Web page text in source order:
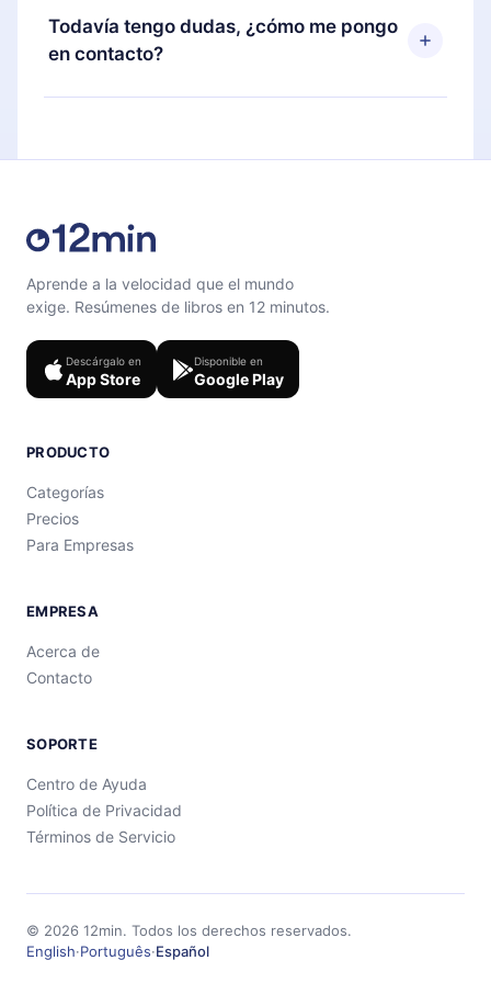
También puedes leer o escuchar tus títulos
favoritos sin conexión y desafiarte con un
puedes cancelar en cualquier momento y el
próximo ciclo de facturación no ocurrirá.
Todavía tengo dudas, ¿cómo me pongo
en contacto?
Siéntete libre de contactarnos en
Aprende a la velocidad que el mundo
exige. Resúmenes de libros en 12 minutos.
Descárgalo en
App Store
Disponible en
Google Play
PRODUCTO
Categorías
Precios
Para Empresas
EMPRESA
Acerca de
Contacto
SOPORTE
Centro de Ayuda
Política de Privacidad
Términos de Servicio
© 2026 12min. Todos los derechos reservados.
English·Português·Español